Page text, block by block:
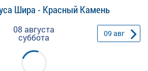
Шира - Красный Камень
08 августа
суббота 09 авг